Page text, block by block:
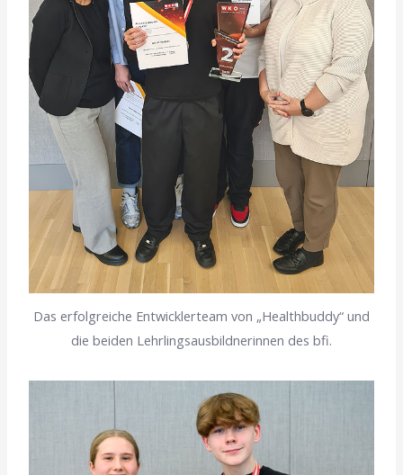
Das erfolgreiche Entwicklerteam von „Healthbuddy“ und
die beiden Lehrlingsausbildnerinnen des bfi.